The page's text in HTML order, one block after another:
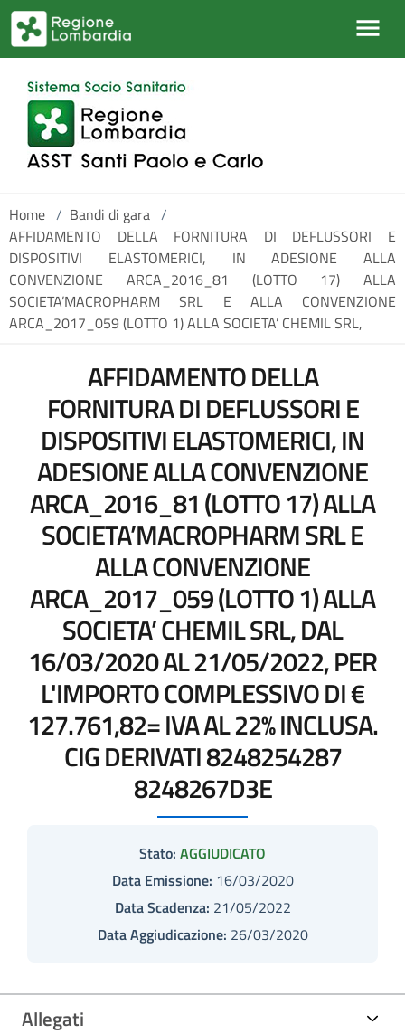
Salta al contenuto principale
Home / Bandi di gara /
AFFIDAMENTO DELLA FORNITURA DI DEFLUSSORI E
DISPOSITIVI ELASTOMERICI, IN ADESIONE ALLA
CONVENZIONE ARCA_2016_81 (LOTTO 17) ALLA
SOCIETA’MACROPHARM SRL E ALLA CONVENZIONE
ARCA_2017_059 (LOTTO 1) ALLA SOCIETA’ CHEMIL SRL,
AFFIDAMENTO DELLA
FORNITURA DI DEFLUSSORI E
DISPOSITIVI ELASTOMERICI, IN
ADESIONE ALLA CONVENZIONE
ARCA_2016_81 (LOTTO 17) ALLA
SOCIETA’MACROPHARM SRL E
ALLA CONVENZIONE
ARCA_2017_059 (LOTTO 1) ALLA
SOCIETA’ CHEMIL SRL, DAL
16/03/2020 AL 21/05/2022, PER
L'IMPORTO COMPLESSIVO DI €
127.761,82= IVA AL 22% INCLUSA.
CIG DERIVATI 8248254287
8248267D3E
Stato: AGGIUDICATO
Data Emissione: 16/03/2020
Data Scadenza: 21/05/2022
Data Aggiudicazione: 26/03/2020
Allegati